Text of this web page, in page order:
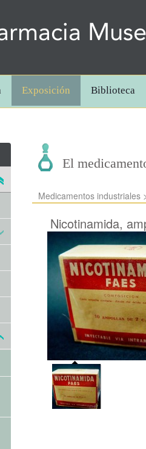
Exposición Biblioteca
El
Medicamentos industriales
Nicotinamida,